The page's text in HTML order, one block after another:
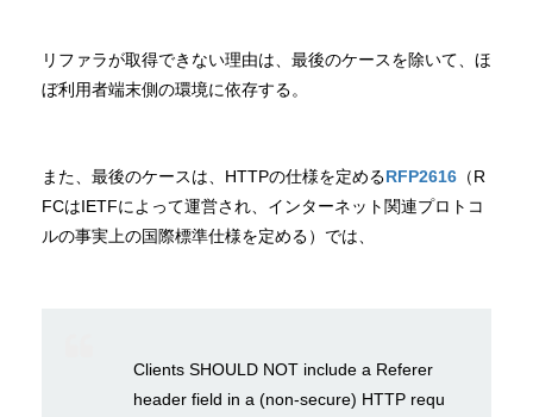
リファラが取得できない理由は、最後のケースを除いて、ほ
ぼ利用者端末側の環境に依存する。
また、最後のケースは、HTTPの仕様を定めるRFP2616 （R
FCはIETFによって運営され、インターネット関連プロトコ
ルの事実上の国際標準仕様を定める）では、
Clients SHOULD NOT include a Referer
header field in a (non-secure) HTTP requ